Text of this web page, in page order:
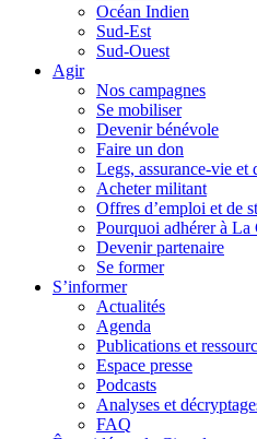
Océan Indien
Sud-Est
Sud-Ouest
Agir
Nos campagnes
Se mobiliser
Devenir bénévole
Faire un don
Legs, assurance-vie et
Acheter militant
Offres d’emploi et de
Pourquoi adhérer à La
Devenir partenaire
Se former
S’informer
Actualités
Agenda
Publications et
Espace presse
Podcasts
Analyses et
FAQ